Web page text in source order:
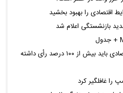
اقتصادی را بهبود بخشید
بازنشستگی اعلام شد
فیلم/ ترامپ: در نظرسنجی‌های اقتصادی باید بیش از ۱۰۰ درصد رأی داشته
را غافلگیر کرد